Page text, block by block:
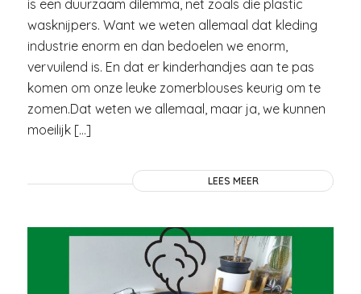
is een duurzaam dilemma, net zoals die plastic
wasknijpers. Want we weten allemaal dat kleding
industrie enorm en dan bedoelen we enorm,
vervuilend is. En dat er kinderhandjes aan te pas
komen om onze leuke zomerblouses keurig om te
zomen.Dat weten we allemaal, maar ja, we kunnen
moeilijk […]
LEES MEER